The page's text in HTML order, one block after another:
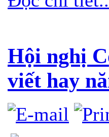
Hội nghị
viết hay